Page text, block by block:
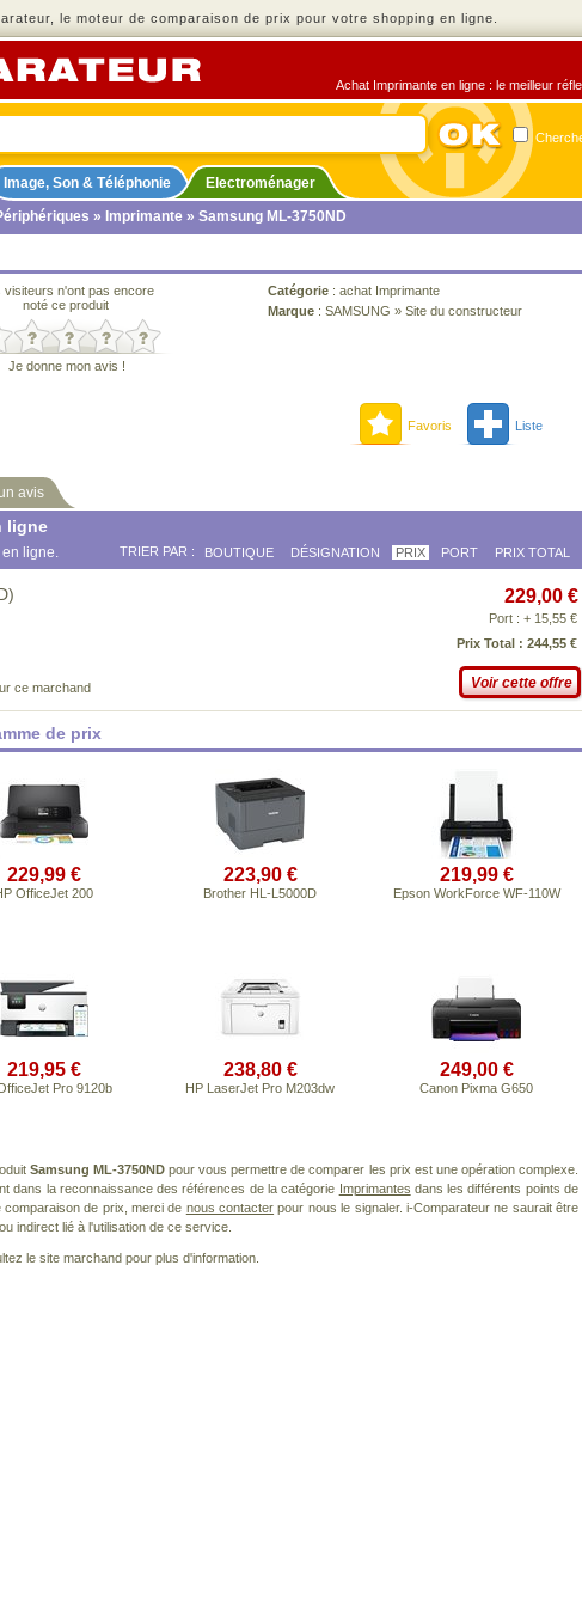
le moteur de comparaison de prix pour votre shopping en ligne.
Achat Imprimante en ligne : le meilleur
Image, Son & Téléphonie
Electroménager
» Imprimante » Samsung ML-3750ND
visiteurs n'ont pas encore
noté ce produit
Je donne mon avis !
Catégorie : achat Imprimante
Marque : SAMSUNG » Site du constructeur
Favoris Liste
avis
ligne
ligne. TRIER PAR : BOUTIQUE DÉSIGNATION PRIX PORT PRIX TOTAL
ce marchand
229,00 €
Port : + 15,55 €
Prix Total : 244,55 €
Voir cette offre
de prix
229,99 €
OfficeJet 200
223,90 €
Brother HL-L5000D
219,99 €
Epson WorkForce WF-110W
219,95 €
Pro 9120b
238,80 €
HP LaserJet Pro M203dw
249,00 €
Canon Pixma G650
Samsung ML-3750NDpour vous permettre de comparer les prix est une opération complexe.
dans la reconnaissance des références de la catégorie Imprimantes dans les différents points de
de prix, merci de nous contacter pour nous le signaler. i-Comparateur ne saurait être
indirect lié à l'utilisation de ce service.
le site marchand pour plus d'information.